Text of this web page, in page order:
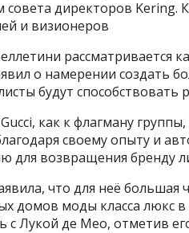
совета директоров Kering.
и визионеров
рассматривается
о намерении создать
будут
как к флагману
своему опыту и
для возвращения бренду
что для неё большая
домов моды класса люкс
с Лукой де Мео, отметив